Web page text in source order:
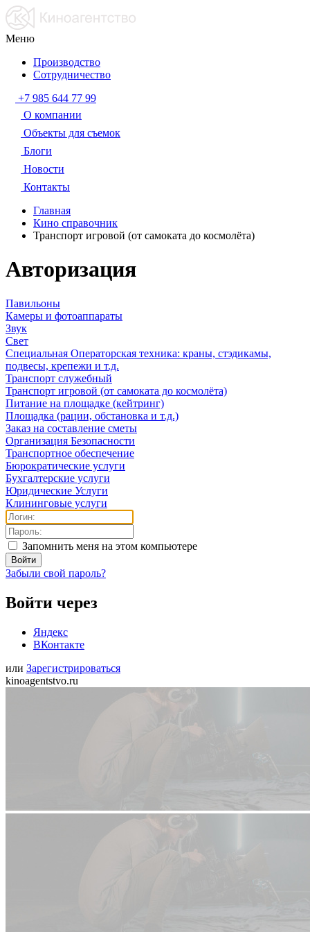
Меню
Производство
Сотрудничество
+7 985 644 77 99
О компании
Объекты для съемок
Блоги
Новости
Контакты
Главная
Кино справочник
Транспорт игровой (от самоката до космолёта)
Авторизация
Павильоны
Камеры и фотоаппараты
Звук
Свет
Специальная Операторская техника: краны, стэдикамы,
подвесы, крепежи и т.д.
Транспорт служебный
Транспорт игровой (от самоката до космолёта)
Питание на площадке (кейтринг)
Площадка (рации, обстановка и т.д.)
Заказ на составление сметы
Организация Безопасности
Транспортное обеспечение
Бюрократические услуги
Бухгалтерские услуги
Юридические Услуги
Клининговые услуги
Запомнить меня на этом компьютере
Забыли свой пароль?
Войти через
Яндекс
ВКонтакте
или Зарегистрироваться
kinoagentstvo.ru